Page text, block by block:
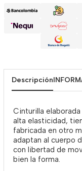
Descripción
Cinturilla
alta elasticidad,
fabricada en otro
adaptan al cuerpo
con libertad de
bien la forma.